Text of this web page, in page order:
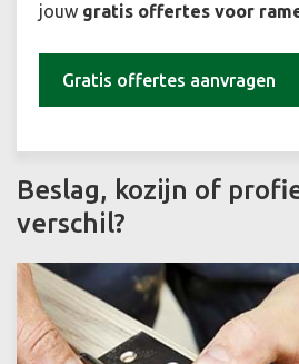
jouw gratis offertes voor
Gratis offertes aanvragen
Beslag, kozijn of
verschil?